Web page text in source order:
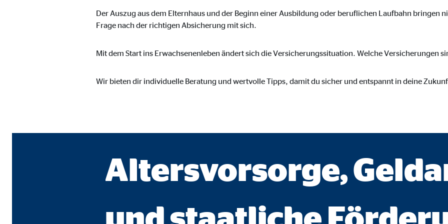
Der Auszug aus dem Elternhaus und der Beginn einer Ausbildung oder beruflichen Laufbahn bringen
Frage nach der richtigen Absicherung mit sich.
Mit dem Start ins Erwachsenenleben ändert sich die Versicherungssituation. Welche Versicherungen
Wir bieten dir individuelle Beratung und wertvolle Tipps, damit du sicher und entspannt in deine
Altersvorsorge,
und staatliche
Cookie Laufzeit: Browser-Sitzung
Anbieter: mindshape
Statistik Cookies
Statistik Cookies erfassen Informationen anonym. Diese Informationen helfen uns zu verstehen, wie unsere Besucher unsere
Google Analytics | Empfänger: OVB, Google Ireland Ltd.